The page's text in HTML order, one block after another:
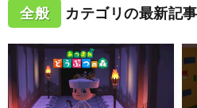
全般 カテゴリの最新記事